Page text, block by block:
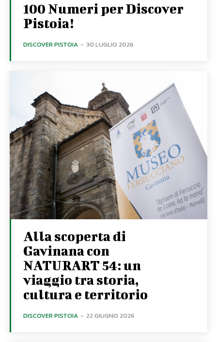
100 Numeri per Discover
Pistoia!
DISCOVER PISTOIA - 30 LUGLIO 2026
Alla scoperta di
Gavinana con
NATURART 54: un
viaggio tra storia,
cultura e territorio
DISCOVER PISTOIA - 22 GIUGNO 2026